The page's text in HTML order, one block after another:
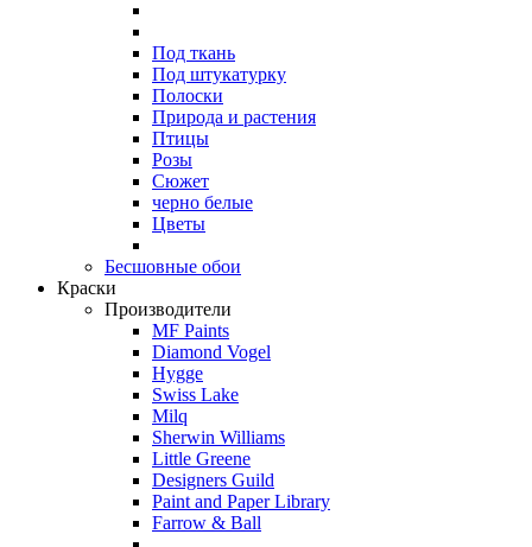
Под ткань
Под штукатурку
Полоски
Природа и растения
Птицы
Розы
Сюжет
черно белые
Цветы
Бесшовные обои
Краски
Производители
MF Paints
Diamond Vogel
Hygge
Swiss Lake
Milq
Sherwin Williams
Little Greene
Designers Guild
Paint and Paper Library
Farrow & Ball